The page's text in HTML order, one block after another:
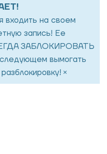
входить на своем
запись! Ее
ЗАБЛОКИРОВАТЬ
вымогать
×